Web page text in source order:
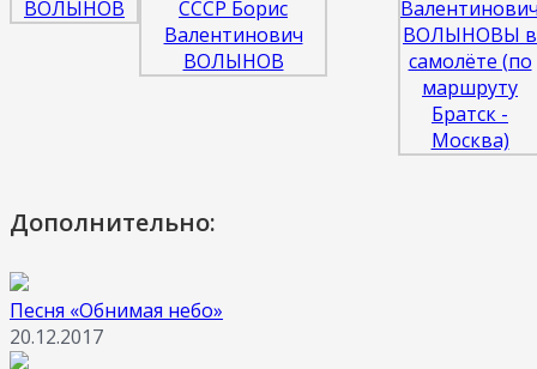
Дополнительно:
Песня «Обнимая небо»
20.12.2017